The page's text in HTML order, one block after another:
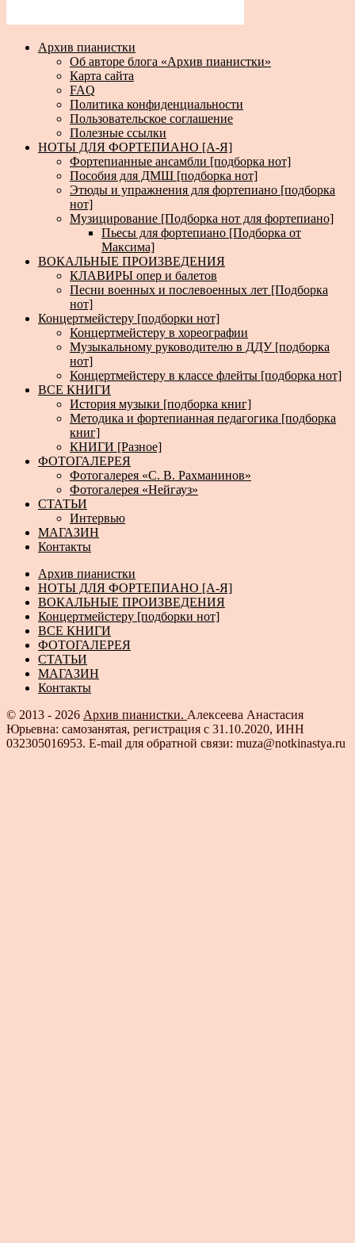
Архив пианистки
Об авторе блога «Архив пианистки»
Карта сайта
FAQ
Политика конфиденциальности
Пользовательское соглашение
Полезные ссылки
НОТЫ ДЛЯ ФОРТЕПИАНО [А-Я]
Фортепианные ансамбли [подборка нот]
Пособия для ДМШ [подборка нот]
Этюды и упражнения для фортепиано [подборка
нот]
Музицирование [Подборка нот для фортепиано]
Пьесы для фортепиано [Подборка от
Максима]
ВОКАЛЬНЫЕ ПРОИЗВЕДЕНИЯ
КЛАВИРЫ опер и балетов
Песни военных и послевоенных лет [Подборка
нот]
Концертмейстеру [подборки нот]
Концертмейстеру в хореографии
Музыкальному руководителю в ДДУ [подборка
нот]
Концертмейстеру в классе флейты [подборка нот]
ВСЕ КНИГИ
История музыки [подборка книг]
Методика и фортепианная педагогика [подборка
книг]
КНИГИ [Разное]
ФОТОГАЛЕРЕЯ
Фотогалерея «С. В. Рахманинов»
Фотогалерея «Нейгауз»
СТАТЬИ
Интервью
МАГАЗИН
Контакты
Архив пианистки
НОТЫ ДЛЯ ФОРТЕПИАНО [А-Я]
ВОКАЛЬНЫЕ ПРОИЗВЕДЕНИЯ
Концертмейстеру [подборки нот]
ВСЕ КНИГИ
ФОТОГАЛЕРЕЯ
СТАТЬИ
МАГАЗИН
Контакты
© 2013 - 2026 Архив пианистки. Алексеева Анастасия
Юрьевна: самозанятая, регистрация с 31.10.2020, ИНН
032305016953. E-mail для обратной связи: muza@notkinastya.ru